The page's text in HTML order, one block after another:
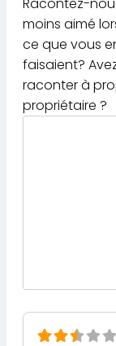
moins aimé
ce que vous
faisaient?
raconter à
propriétaire ?